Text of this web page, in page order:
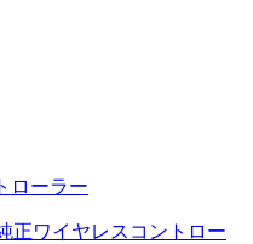
ローラー
正ワイヤレスコントロー